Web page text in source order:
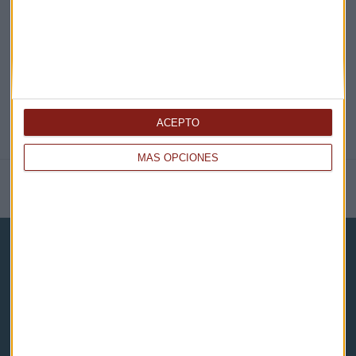
MÁS OPCIONES
ACEPTO